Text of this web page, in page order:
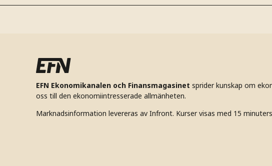
EFN Ekonomikanalen och Finansmagasinet sprider kunskap om
oss till den ekonomiintresserade allmänheten.
Marknadsinformation levereras av Infront. Kurser visas med 15